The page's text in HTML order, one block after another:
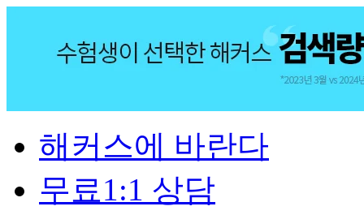
해커스에 바란다
무료1:1 상담